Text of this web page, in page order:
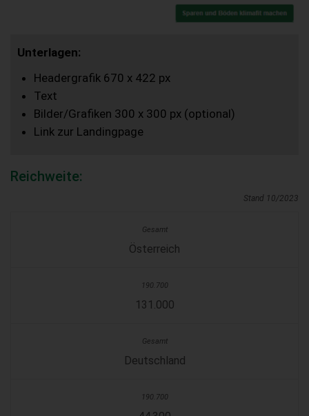
Unterlagen:
Headergrafik 670 x 422 px
Text
Bilder/Grafiken 300 x 300 px (optional)
Link zur Landingpage
Reichweite:
Stand 10/2023
Österreich
131.000
Deutschland